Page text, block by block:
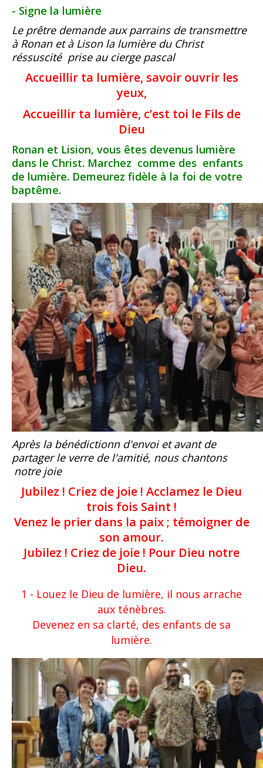
​- Signe la lumière
Le prêtre demande aux parrains de transmettre
à Ronan et à Lison la lumière du Christ
réssuscité prise au cierge pascal
Accueillir ta lumière, savoir ouvrir les
yeux,
Accueillir ta lumière, c’est toi le Fils de
Dieu
Ronan et Lision, vous êtes devenus lumière
dans le Christ. Marchez comme des enfants
de lumière. Demeurez fidèle à la foi de votre
baptême.
Après la bénédictionn d'envoi et avant de
partager le verre de l'amitié, nous chantons
notre joie
Jubilez ! Criez de joie ! Acclamez le Dieu
trois fois Saint !
Venez le prier dans la paix ; témoigner de
son amour.
Jubilez ! Criez de joie ! Pour Dieu notre
Dieu.
1 - Louez le Dieu de lumière, il nous arrache
aux ténèbres.
Devenez en sa clarté, des enfants de sa
lumière.